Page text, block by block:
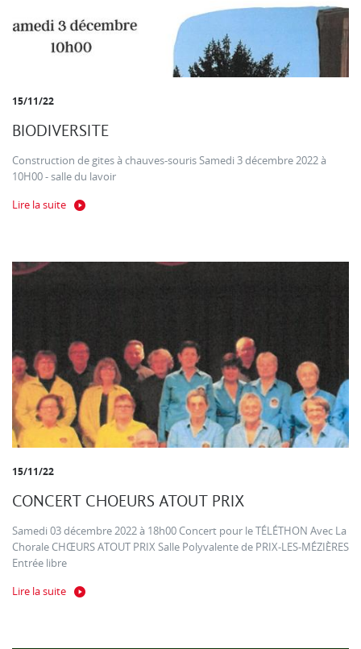
15/11/22
BIODIVERSITE
Construction de gites à chauves-souris Samedi 3 décembre 2022 à
10H00 - salle du lavoir
Lire la suite
15/11/22
CONCERT CHOEURS ATOUT PRIX
Samedi 03 décembre 2022 à 18h00 Concert pour le TÉLÉTHON Avec La
Chorale CHŒURS ATOUT PRIX Salle Polyvalente de PRIX-LES-MÉZIÈRES
Entrée libre
Lire la suite